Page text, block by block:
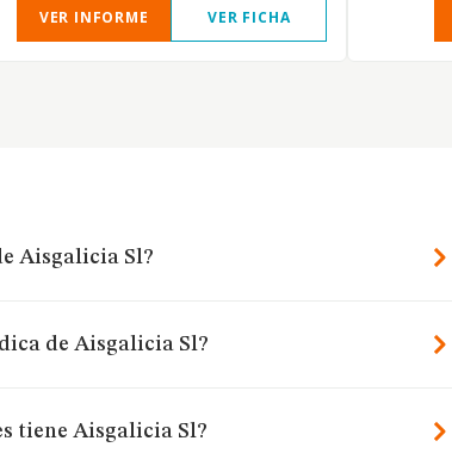
VER INFORME VER FICHA
Aisgalicia Sl?
de Aisgalicia Sl?
tiene Aisgalicia Sl?